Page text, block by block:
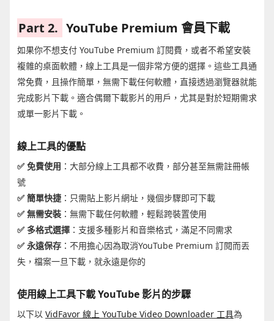
Part 2. YouTube Premium 會員下載
如果你不想支付 YouTube Premium 訂閱費，或者不希望安裝
複雜的桌面軟體，線上工具是一個非常方便的選擇。這些工具通
常免費，且操作簡單，無需下載任何軟體，直接透過瀏覽器就能
完成影片下載。適合偶爾下載影片的用戶，尤其是對於短期需求
或單一影片下載。
線上工具的優點
✅ 免費使用 ：大部分線上工具都不收費，部分甚至無需註冊帳
號
✅ 簡單快捷 ：只需貼上影片網址，幾個步驟即可下載
✅ 無需安裝 ：無需下載任何軟體，輕鬆跨裝置使用
✅ 多格式選擇 ：支援多種影片和音樂格式，滿足不同需求
✅ 永遠保存 ：不用擔心因為取消YouTube Premium 訂閱而丟
失，檔案一旦下載，就永遠是你的
使用線上工具下載 YouTube 影片的步驟
以下以 VidFavor 線上 YouTube Video Downloader 工具為